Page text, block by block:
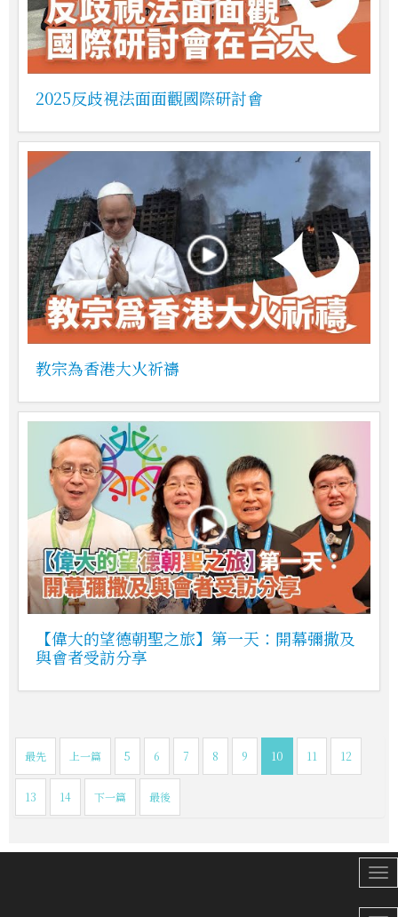
2025反歧視法面面觀國際研討會
教宗為香港大火祈禱
【偉大的望德朝聖之旅】第一天：開幕彌撒及
與會者受訪分享
最先 上一篇 5 6 7 8 9 10 11 12
13 14 下一篇 最後